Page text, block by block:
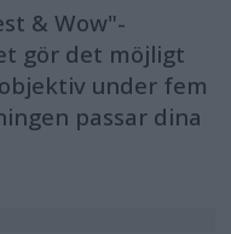
& Wow"-
gör det möjligt
under fem
passar dina